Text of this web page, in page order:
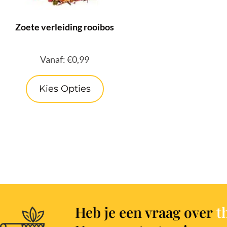
Zoete verleiding rooibos
Vanaf:€0,99
Kies Opties
Heb je een vraag overt